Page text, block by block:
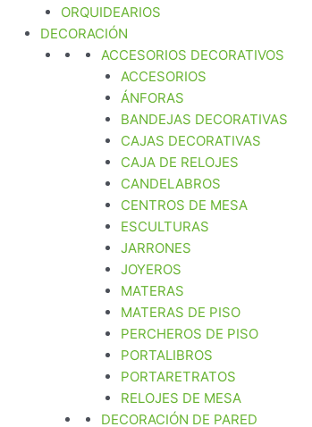
ORQUIDEARIOS
DECORACIÓN
ACCESORIOS DECORATIVOS
ACCESORIOS
ÁNFORAS
BANDEJAS DECORATIVAS
CAJAS DECORATIVAS
CAJA DE RELOJES
CANDELABROS
CENTROS DE MESA
ESCULTURAS
JARRONES
JOYEROS
MATERAS
MATERAS DE PISO
PERCHEROS DE PISO
PORTALIBROS
PORTARETRATOS
RELOJES DE MESA
DECORACIÓN DE PARED